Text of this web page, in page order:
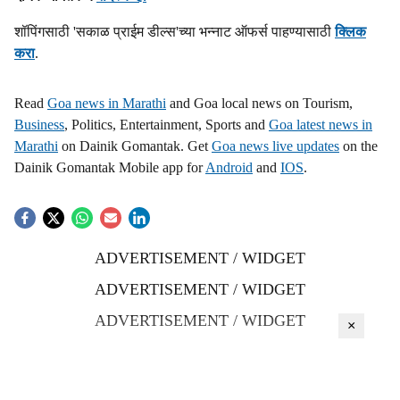
शॉपिंगसाठी 'सकाळ प्राईम डील्स'च्या भन्नाट ऑफर्स पाहण्यासाठीक्लिक
करा.
Read Goa news in Marathi and Goa local news on Tourism,
Business, Politics, Entertainment, Sports and Goa latest news in
Marathi on Dainik Gomantak. Get Goa news live updates on the
Dainik Gomantak Mobile app forAndroid and IOS.
ADVERTISEMENT / WIDGET
ADVERTISEMENT / WIDGET
ADVERTISEMENT / WIDGET
×